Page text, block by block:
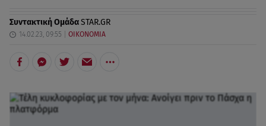
Συντακτική ΟμάδαSTAR.GR
14.02.23, 09:55 ΟΙΚΟΝΟΜΙΑ